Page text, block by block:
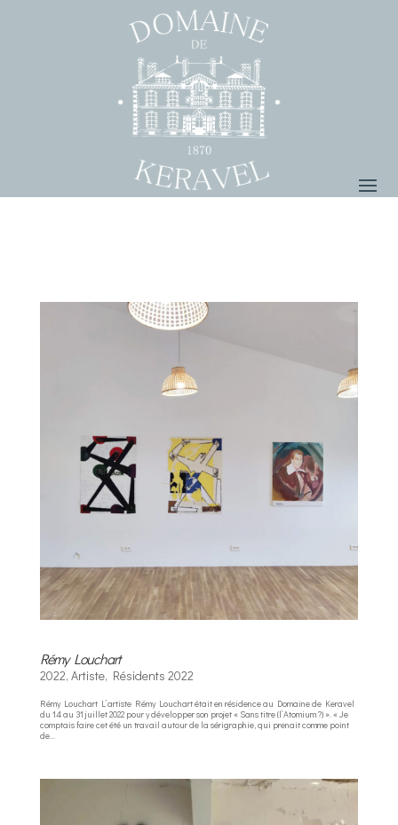
Rémy Louchart
2022, Artiste, Résidents 2022
Rémy Louchart L’artiste Rémy Louchart était en résidence au Domaine de Keravel
du 14 au 31 juillet 2022 pour y développer son projet « Sans titre (l’Atomium ?) ». « Je
comptais faire cet été un travail autour de la sérigraphie, qui prenait comme point
de...